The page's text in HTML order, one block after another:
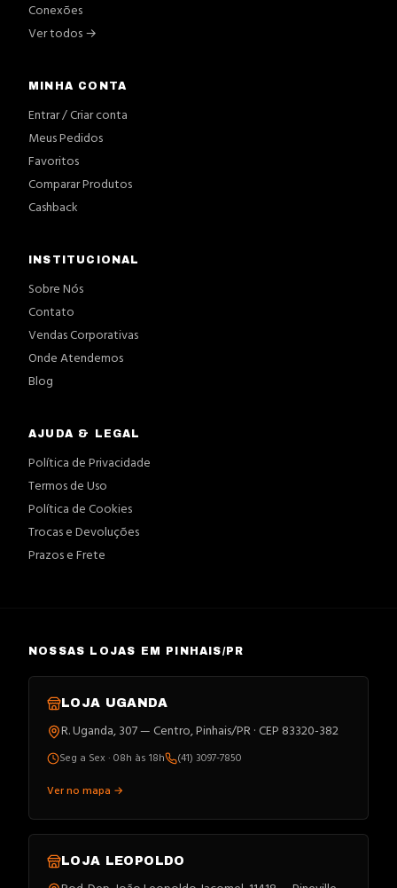
Conexões
Ver todos →
MINHA CONTA
Entrar / Criar conta
Meus Pedidos
Favoritos
Comparar Produtos
Cashback
INSTITUCIONAL
Sobre Nós
Contato
Vendas Corporativas
Onde Atendemos
Blog
AJUDA & LEGAL
Política de Privacidade
Termos de Uso
Política de Cookies
Trocas e Devoluções
Prazos e Frete
NOSSAS LOJAS EM PINHAIS/PR
LOJA UGANDA
R. Uganda, 307 — Centro, Pinhais/PR · CEP 83320-382
Seg a Sex · 08h às 18h
(41) 3097-7850
Ver no mapa →
LOJA LEOPOLDO